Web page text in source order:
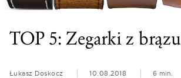
TOP 5: Zegarki z brązu
Łukasz Doskocz 10.08.2018 6 min.